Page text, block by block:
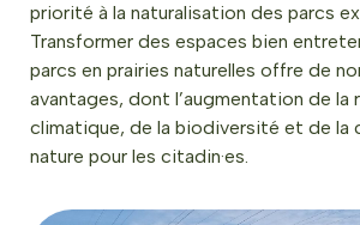
priorité à la naturalisation des parcs
Transformer des espaces bien
parcs en prairies naturelles offre de
avantages, dont l’augmentation de la
climatique, de la biodiversité et de la
nature pour les citadin·es.